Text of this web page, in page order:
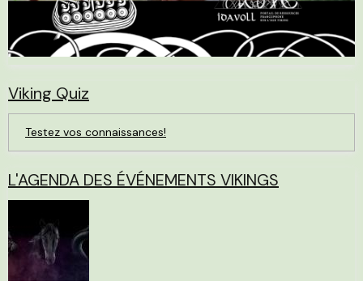
Viking Quiz
Testez vos connaissances!
L'AGENDA DES ÉVÉNEMENTS VIKINGS